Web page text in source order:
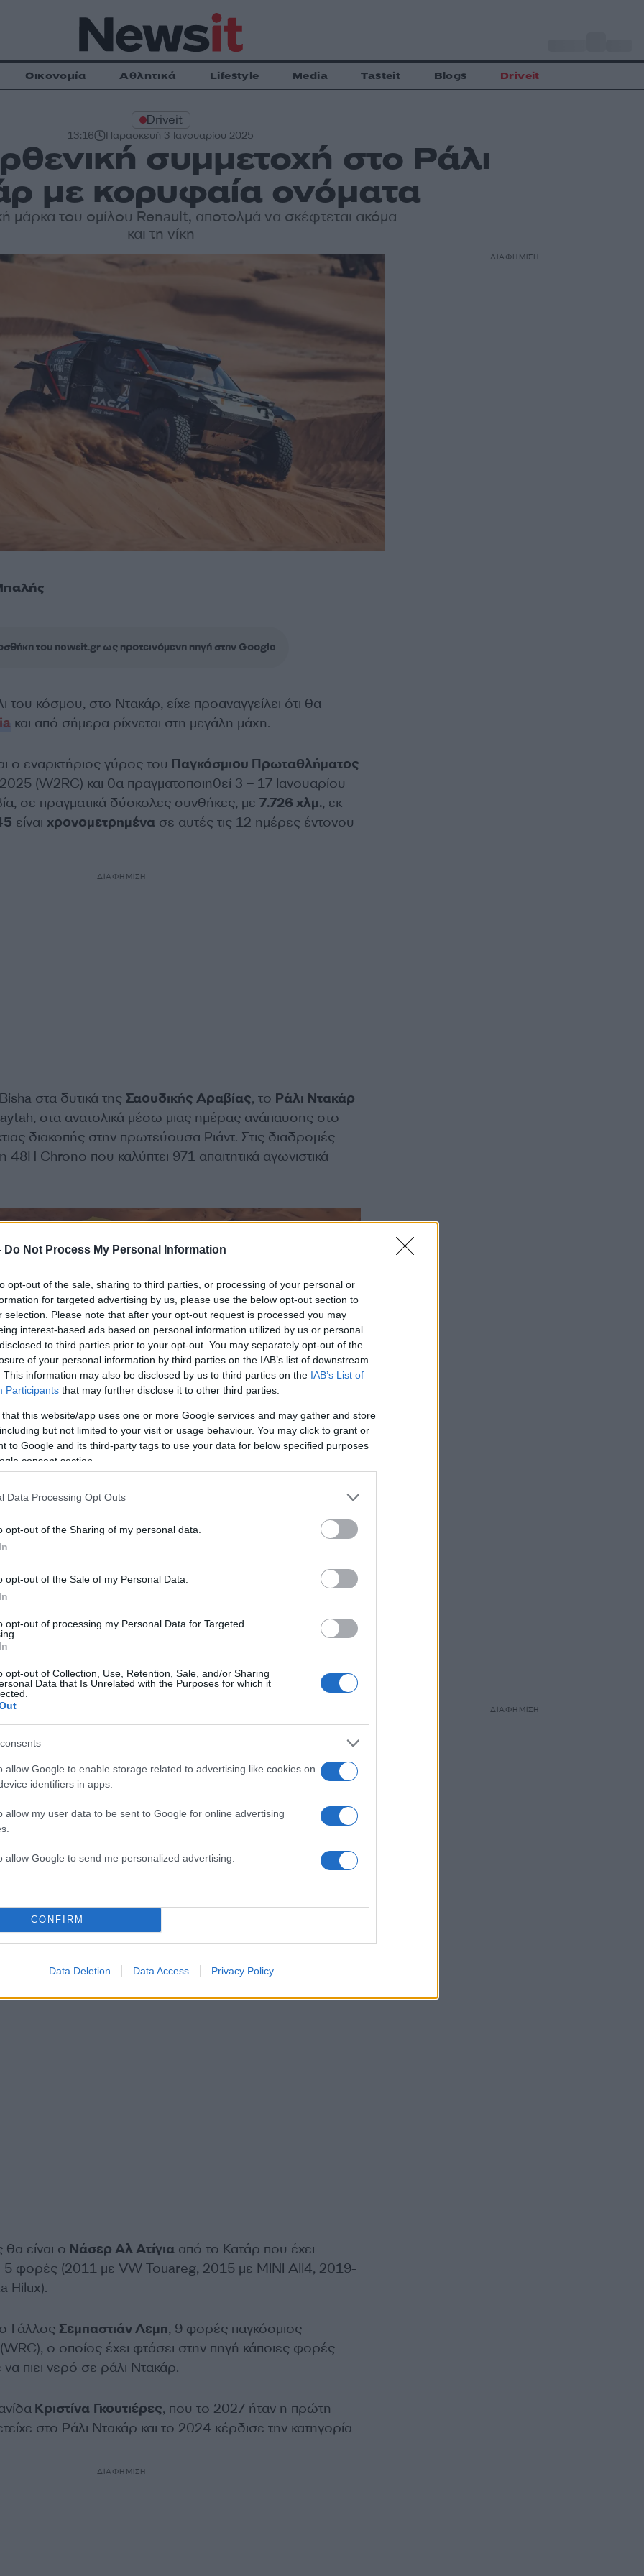
Do Not Process My Personal Information
opt-out of the sale, sharing to third parties, or processing of your personal or
for targeted advertising by us, please use the below opt-out section to
selection. Please note that after your opt-out request is processed you may
interest-based ads based on personal information utilized by us or personal
to third parties prior to your opt-out. You may separately opt-out of the
of your personal information by third parties on the IAB’s list of downstream
This information may also be disclosed by us to third parties on the IAB’s List of
Participants that may further disclose it to other third parties.
that this website/app uses one or more Google services and may gather and store
but not limited to your visit or usage behaviour. You may click to grant or
to Google and its third-party tags to use your data for below specified purposes
consent section.
Data Processing Opt Outs
opt-out of the Sharing of my personal data.
opt-out of the Sale of my Personal Data.
opt-out of processing my Personal Data for Targeted
opt-out of Collection, Use, Retention, Sale, and/or Sharing
Data that Is Unrelated with the Purposes for which it
allow Google to enable storage related to advertising like cookies on
identifiers in apps.
allow my user data to be sent to Google for online advertising
allow Google to send me personalized advertising.
CONFIRM
Data Deletion Data Access Privacy Policy
Οικονομία Αθλητικά Lifestyle Media Tasteit Blogs Driveit
Driveit
13:16 Παρασκευή 3 Ιανουαρίου 2025
συμμετοχή στο Ράλι
με κορυφαία ονόματα
μάρκα του ομίλου Renault, αποτολμά να σκέφτεται ακόμα
και τη νίκη
του newsit.gr ως προτεινόμενη πηγή στην Google
του κόσμου, στο Ντακάρ, είχε προαναγγείλει ότι θα
και από σήμερα ρίχνεται στη μεγάλη μάχη.
ο εναρκτήριος γύρος του Παγκόσμιου Πρωταθλήματος
(W2RC) και θα πραγματοποιηθεί 3 – 17 Ιανουαρίου
σε πραγματικά δύσκολες συνθήκες, με 7.726 χλμ., εκ
είναι χρονομετρημένασε αυτές τις 12 ημέρες έντονου
ΔΙΑΦΗΜΙΣΗ
στα δυτικά της Σαουδικής Αραβίας, το Ράλι Ντακάρ
στα ανατολικά μέσω μιας ημέρας ανάπαυσης στο
διακοπής στην πρωτεύουσα Ριάντ. Στις διαδρομές
48H Chrono που καλύπτει 971 απαιτητικά αγωνιστικά
μετά από μια επιτυχημένη δοκιμή, στο Ρ
τιςδύο πρώτες θέσεις
, και παίρνοντας πολύτιμα
βιώσιμα καύσιμα και έχει εργαστεί πολύ για τη
λειτουργίας στο Sweet Lamb στην Ουαλία. Για την
κινητήρα
Βασίλειο, ενώ ορισμένα προβλήματα με ταηλεκτρονικά
Μαρόκο, με τη βοήθεια της Alpine Racing έγιναν
Πέραν αυτών, η ομάδα πήρε και πολλάανταλλακτικάγια
μικρή διάρκεια ζωής, ώστε να έχει επαρκές απόθεμα.
ΔΙΑΦΗΜΙΣΗ
είναι ο Νάσερ Αλ Ατίγιααπό το Κατάρ που έχει
5 φορές (2011 με VW Touareg, 2015 με MINI All4, 2019-
Hilux).
Γάλλος Σεμπαστιάν Λεμπ, 9 φορές παγκόσμιος
ο οποίος έχει φτάσει στην πηγή κάποιες φορές
πιει νερό σε ράλι Ντακάρ.
Κριστίνα Γκουτιέρες, που το 2027 ήταν η πρώτη
στο Ράλι Ντακάρ και το 2024 κέρδισε την κατηγορία
ΔΙΑΦΗΜΙΣΗ
ΔΙΑΦΗΜΙΣΗ
ΔΙΑΦΗΜΙΣΗ